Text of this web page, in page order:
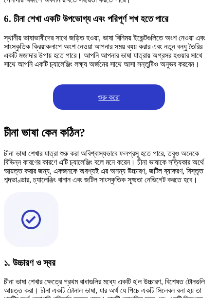
6. চীনা শেখা একটি উপভোগ্য এবং পরিপূর্ণ শখ হতে পারে
স্থানীয় ভাষাভাষীদের সাথে জড়িত হওয়া, ভাষা বিনিময় ইভেন্টগুলিতে অংশ নেওয়া এবং
সাংস্কৃতিক ক্রিয়াকলাপে অংশ নেওয়া আপনার সময় ব্যয় করার এবং নতুন বন্ধু তৈরির
একটি মজাদার উপায় হতে পারে। আপনি আপনার ভাষা যাত্রায় অগ্রসর হওয়ার সাথে
সাথে আপনি একটি চ্যালেঞ্জিং লক্ষ্য অর্জনের সাথে আসা সন্তুষ্টিও অনুভব করবেন।
শুরু করো
চীনা ভাষা কেন কঠিন?
চীনা ভাষা শেখার যাত্রা শুরু করা অবিশ্বাস্যভাবে ফলপ্রসূ হতে পারে, তবুও অনেকে
বিভিন্ন কারণের কারণে এটি চ্যালেঞ্জিং বলে মনে করেন। চীনা ভাষাকে সত্যিকার অর্থে
আয়ত্ত করার জন্য, একজনকে অবশ্যই এর অনন্য উচ্চারণ, জটিল ব্যাকরণ, বিস্তৃত
শব্দভাণ্ডার, চ্যালেঞ্জিং বানান এবং জটিল সাংস্কৃতিক সূক্ষ্মতা নেভিগেট করতে হবে।
১. উচ্চারণ ও স্বর
চীনা ভাষা শেখার ক্ষেত্রে প্রথম বাধাগুলির মধ্যে একটি হ'ল উচ্চারণ, বিশেষত টোনগুলি
আয়ত্ত করা। চীনা একটি টোনাল ভাষা, যার অর্থ যে পিচে একটি সিলেবল বলা হয় তা